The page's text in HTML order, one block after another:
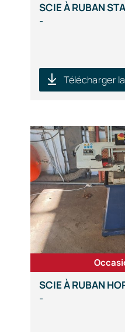
SCIE À RUBAN
-
Télécharger
SCIE À RUBAN
-